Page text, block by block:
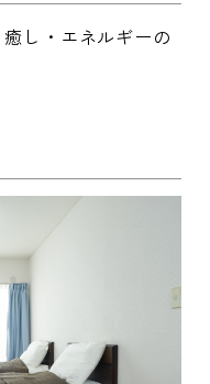
し・エネルギーの